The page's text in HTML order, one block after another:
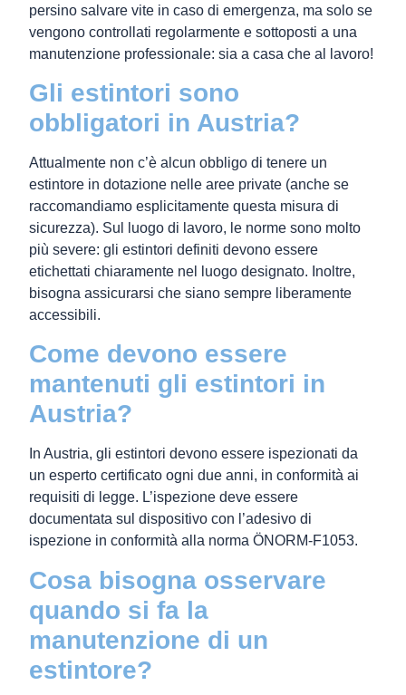
persino salvare vite in caso di emergenza, ma solo se
vengono controllati regolarmente e sottoposti a una
manutenzione professionale: sia a casa che al lavoro!
Gli estintori sono
obbligatori in Austria?
Attualmente non c’è alcun obbligo di tenere un
estintore in dotazione nelle aree private (anche se
raccomandiamo esplicitamente questa misura di
sicurezza). Sul luogo di lavoro, le norme sono molto
più severe: gli estintori definiti devono essere
etichettati chiaramente nel luogo designato. Inoltre,
bisogna assicurarsi che siano sempre liberamente
accessibili.
Come devono essere
mantenuti gli estintori in
Austria?
In Austria, gli estintori devono essere ispezionati da
un esperto certificato ogni due anni, in conformità ai
requisiti di legge. L’ispezione deve essere
documentata sul dispositivo con l’adesivo di
ispezione in conformità alla norma ÖNORM-F1053.
Cosa bisogna osservare
quando si fa la
manutenzione di un
estintore?